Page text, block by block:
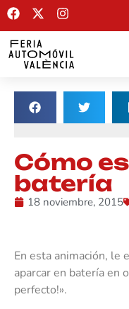
Cómo
batería
18 noviembre, 2015
En esta animación, le
aparcar en batería en
perfecto!».